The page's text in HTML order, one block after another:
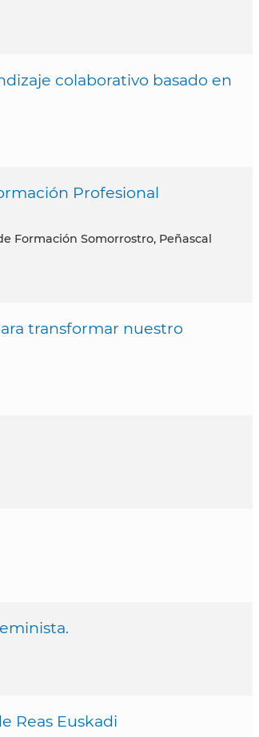
colaborativo basado en
Profesional
transformar nuestro
Reas Euskadi